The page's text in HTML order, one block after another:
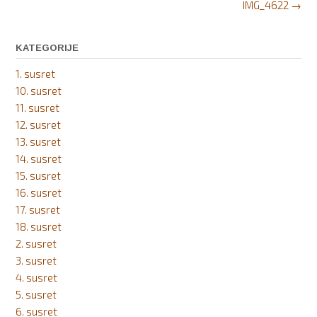
IMG_4622 →
KATEGORIJE
1. susret
10. susret
11. susret
12. susret
13. susret
14. susret
15. susret
16. susret
17. susret
18. susret
2. susret
3. susret
4. susret
5. susret
6. susret